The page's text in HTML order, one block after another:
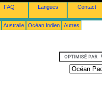
FAQ Langues Contact
Australie Océan Indien Autres